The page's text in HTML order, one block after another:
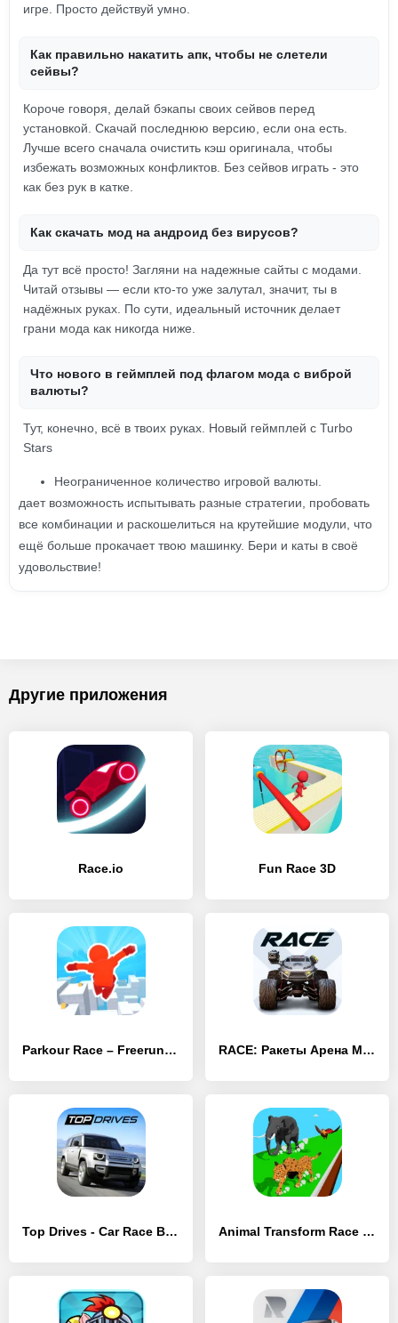
игре. Просто действуй умно.
Как правильно накатить апк, чтобы не слетели
сейвы?
Короче говоря, делай бэкапы своих сейвов перед
установкой. Скачай последнюю версию, если она есть.
Лучше всего сначала очистить кэш оригинала, чтобы
избежать возможных конфликтов. Без сейвов играть - это
как без рук в катке.
Как скачать мод на андроид без вирусов?
Да тут всё просто! Загляни на надежные сайты с модами.
Читай отзывы — если кто-то уже залутал, значит, ты в
надёжных руках. По сути, идеальный источник делает
грани мода как никогда ниже.
Что нового в геймплей под флагом мода с виброй
валюты?
Тут, конечно, всё в твоих руках. Новый геймплей с Turbo
Stars
Неограниченное количество игровой валюты.
дает возможность испытывать разные стратегии, пробовать
все комбинации и раскошелиться на крутейшие модули, что
ещё больше прокачает твою машинку. Бери и каты в своё
удовольствие!
Другие приложения
Race.io Fun Race 3D
Parkour Race – Freerun Game RACE: Ракеты Арена Машины Экшн
Top Drives - Car Race Battles Animal Transform Race – Epic Race 3D